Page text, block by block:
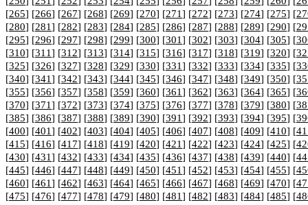
[265] [266] [267] [268] [269] [270] [271] [272] [273] [274] [275] [
[280] [281] [282] [283] [284] [285] [286] [287] [288] [289] [290] [
[295] [296] [297] [298] [299] [300] [301] [302] [303] [304] [305] [
[310] [311] [312] [313] [314] [315] [316] [317] [318] [319] [320] [
[325] [326] [327] [328] [329] [330] [331] [332] [333] [334] [335] [
[340] [341] [342] [343] [344] [345] [346] [347] [348] [349] [350] [
[355] [356] [357] [358] [359] [360] [361] [362] [363] [364] [365] [
[370] [371] [372] [373] [374] [375] [376] [377] [378] [379] [380] [
[385] [386] [387] [388] [389] [390] [391] [392] [393] [394] [395] [
[400] [401] [402] [403] [404] [405] [406] [407] [408] [409] [410] [
[415] [416] [417] [418] [419] [420] [421] [422] [423] [424] [425] [
[430] [431] [432] [433] [434] [435] [436] [437] [438] [439] [440] [
[445] [446] [447] [448] [449] [450] [451] [452] [453] [454] [455] [
[460] [461] [462] [463] [464] [465] [466] [467] [468] [469] [470] [
[475] [476] [477] [478] [479] [480] [481] [482] [483] [484] [485] [